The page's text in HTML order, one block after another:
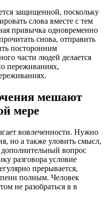
защищенной, поскольку
слова вместе с тем
привычка одновременно
снова, отправить
посторонним
части людей делается
переживаниях,
мешают
мере
вовлеченности. Нужно
но а также уловить смысл,
дополнительный вопрос
разговора условие
прерывается,
полным. Человек
не разобраться в в